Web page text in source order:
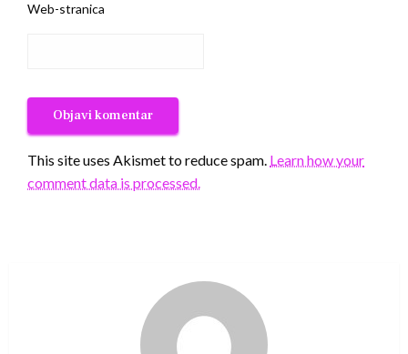
Web-stranica
This site uses Akismet to reduce spam. Learn how your
comment data is processed.